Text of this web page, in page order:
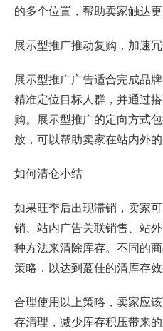
的多个位置，帮助卖家触达更
展示型推广推动复购，加速
展示型推广广告适合完成品
精准定位目标人群，并通过
购。展示型推广的定向方式
放，可以帮助卖家在站内外
如何清仓小结
如果旺季后出现滞销，卖家
销、站内广告关联销售、站
种方法来清除库存。不同的
策略，以达到蕞佳的清库存效
合理使用以上策略，卖家应
存清理，减少库存积压带来的